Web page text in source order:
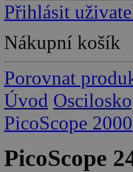
Přihlásit
Nákupní košík
Porovnat
Úvod
PicoScope 2000
PicoScope